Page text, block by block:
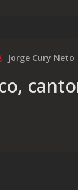
Jorge Cury Neto